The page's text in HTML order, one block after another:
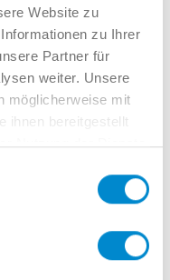
Website zu
zu Ihrer
Partner für
weiter. Unsere
möglicherweise mit
ihnen bereitgestellt
Nutzung der Dienste
Mail oder